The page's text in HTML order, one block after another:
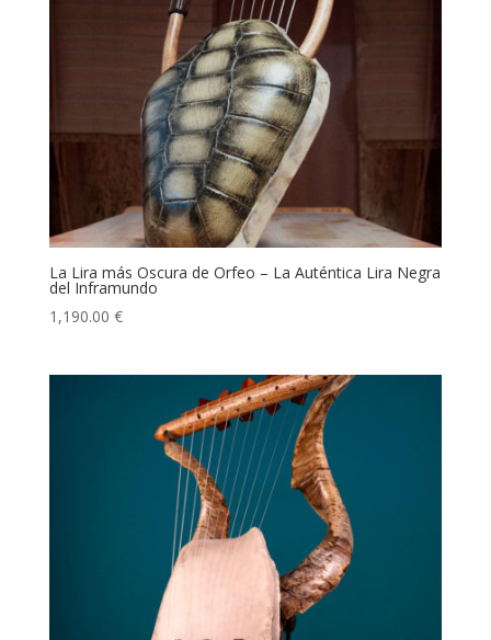
La Lira más Oscura de Orfeo – La Auténtica Lira Negra
del Inframundo
1,190.00 €